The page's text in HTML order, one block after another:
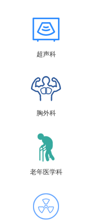
超声科
胸外科
老年医学科